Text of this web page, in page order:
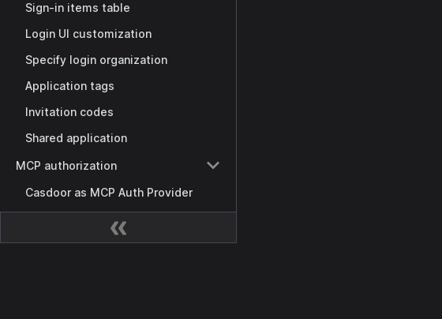
Sign-in items table
Login UI customization
Specify login organization
Application tags
Invitation codes
Shared application
MCP authorization
Casdoor as MCP Auth Provider
Third-party MCP server integration